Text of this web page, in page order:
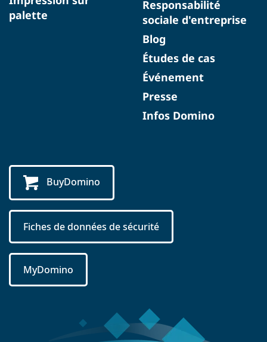
palette
Responsabilité
sociale d'entreprise
Blog
Études de cas
Événement
Presse
Infos Domino
BuyDomino
Fiches de données de sécurité
MyDomino